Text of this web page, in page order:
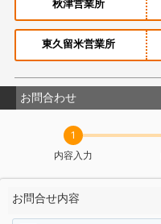
秋津営業所
東久留米営業所
お問合わせ
1
内容入力
お問合せ内容